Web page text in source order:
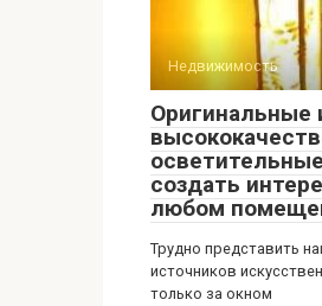
Недвижимость
Оригинальные
создать
любом
Трудно представить
источников
только за окном